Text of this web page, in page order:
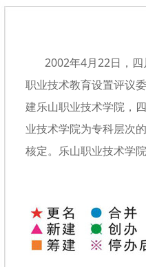
2002年4月22日，四
职业技术教育设置评议
建乐山职业技术学院，
业技术学院为专科层次
核定。乐山职业技术学